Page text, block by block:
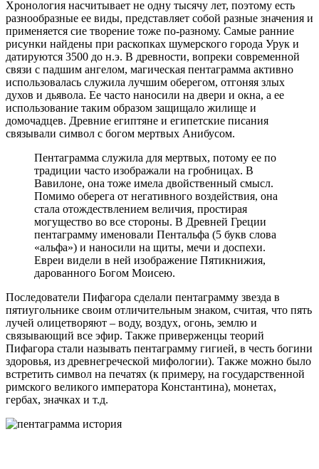
Хронология насчитывает не одну тысячу лет, поэтому есть
разнообразные ее виды, представляет собой разные значения и
применяется сие творение тоже по-разному. Самые ранние
рисунки найдены при раскопках шумерского города Урук и
датируются 3500 до н.э. В древности, вопреки современной
связи с падшим ангелом, магическая пентаграмма активно
использовалась служила лучшим оберегом, отгоняя злых
духов и дьявола. Ее часто наносили на двери и окна, а ее
использование таким образом защищало жилище и
домочадцев. Древние египтяне и египетские писания
связывали символ с богом мертвых Анибусом.
Пентаграмма служила для мертвых, потому ее по
традиции часто изображали на гробницах. В
Вавилоне, она тоже имела двойственный смысл.
Помимо оберега от негативного воздействия, она
стала отождествлением величия, простирая
могущество во все стороны. В Древней Греции
пентаграмму именовали Пентальфа (5 букв слова
«альфа») и наносили на щиты, мечи и доспехи.
Евреи видели в ней изображение Пятикнижия,
дарованного Богом Моисею.
Последователи Пифагора сделали пентаграмму звезда в
пятиугольнике своим отличительным знаком, считая, что пять
лучей олицетворяют – воду, воздух, огонь, землю и
связывающий все эфир. Также приверженцы теорий
Пифагора стали называть пентаграмму гигией, в честь богини
здоровья, из древнегреческой мифологии). Также можно было
встретить символ на печатях (к примеру, на государственной
римского великого императора Константина), монетах,
гербах, значках и т.д.